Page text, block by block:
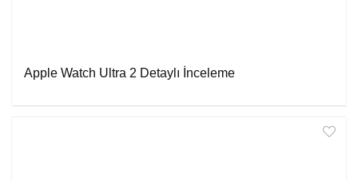
Apple Watch Ultra 2 Detaylı İnceleme